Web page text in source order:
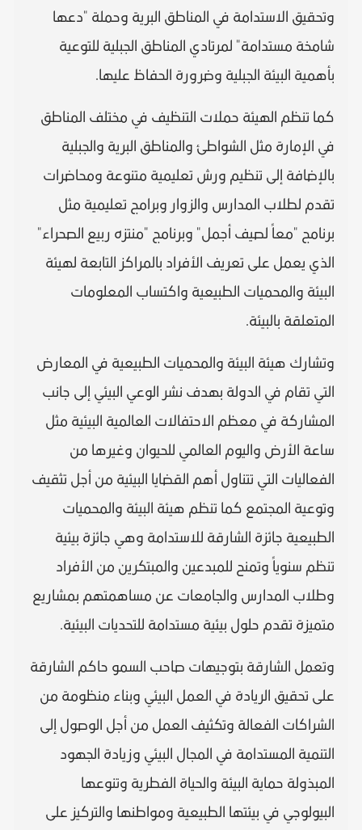
وتحقيق الاستدامة في المناطق البرية وحملة "دعها
شامخة مستدامة" لمرتادي المناطق الجبلية للتوعية
بأهمية البيئة الجبلية وضرورة الحفاظ عليها.
كما تنظم الهيئة حملات التنظيف في مختلف المناطق
في الإمارة مثل الشواطئ والمناطق البرية والجبلية
بالإضافة إلى تنظيم ورش تعليمية متنوعة ومحاضرات
تقدم لطلاب المدارس والزوار وبرامج تعليمية مثل
برنامج "معاً لصيف أجمل" وبرنامج "منتزه ربيع الصحراء"
الذي يعمل على تعريف الأفراد بالمراكز التابعة لهيئة
البيئة والمحميات الطبيعية واكتساب المعلومات
المتعلقة بالبيئة.
وتشارك هيئة البيئة والمحميات الطبيعية في المعارض
التي تقام في الدولة بهدف نشر الوعي البيئي إلى جانب
المشاركة في معظم الاحتفالات العالمية البيئية مثل
ساعة الأرض واليوم العالمي للحيوان وغيرها من
الفعاليات التي تتناول أهم القضايا البيئية من أجل تثقيف
وتوعية المجتمع كما تنظم هيئة البيئة والمحميات
الطبيعية جائزة الشارقة للاستدامة وهي جائزة بيئية
تنظم سنوياً وتمنح للمبدعين والمبتكرين من الأفراد
وطلاب المدارس والجامعات عن مساهمتهم بمشاريع
متميزة تقدم حلول بيئية مستدامة للتحديات البيئية.
وتعمل الشارقة بتوجيهات صاحب السمو حاكم الشارقة
على تحقيق الريادة في العمل البيئي وبناء منظومة من
الشراكات الفعالة وتكثيف العمل من أجل الوصول إلى
التنمية المستدامة في المجال البيئي وزيادة الجهود
المبذولة حماية البيئة والحياة الفطرية وتنوعها
البيولوجي في بيئتها الطبيعية ومواطنها والتركيز على